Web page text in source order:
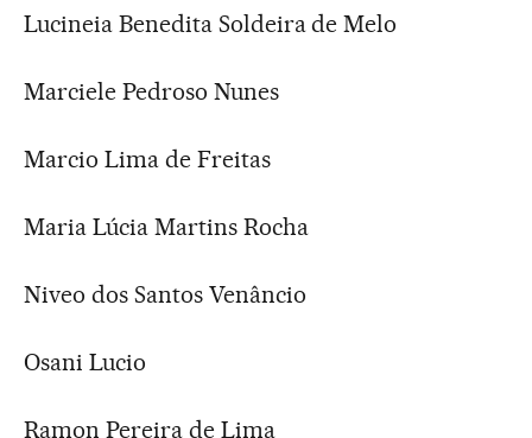
Lucineia Benedita Soldeira de Melo
Marciele Pedroso Nunes
Marcio Lima de Freitas
Maria Lúcia Martins Rocha
Niveo dos Santos Venâncio
Osani Lucio
Ramon Pereira de Lima